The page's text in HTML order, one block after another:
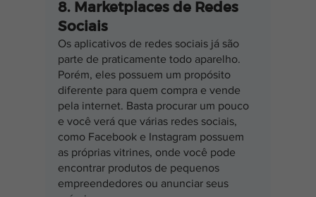
8. Marketplaces de Redes
Sociais
Os aplicativos de redes sociais já são
parte de praticamente todo aparelho.
Porém, eles possuem um propósito
diferente para quem compra e vende
pela internet. Basta procurar um pouco
e você verá que várias redes sociais,
como Facebook e Instagram possuem
as próprias vitrines, onde você pode
encontrar produtos de pequenos
empreendedores ou anunciar seus